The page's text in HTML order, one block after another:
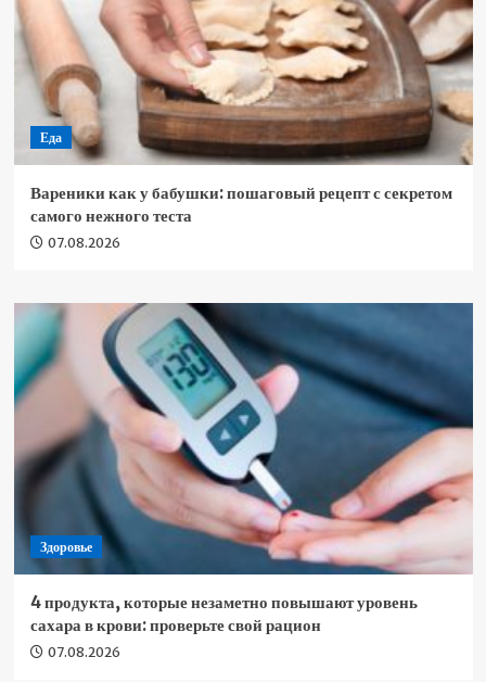
Еда
Вареники как у бабушки: пошаговый рецепт с секретом
самого нежного теста
07.08.2026
Здоровье
4 продукта, которые незаметно повышают уровень
сахара в крови: проверьте свой рацион
07.08.2026